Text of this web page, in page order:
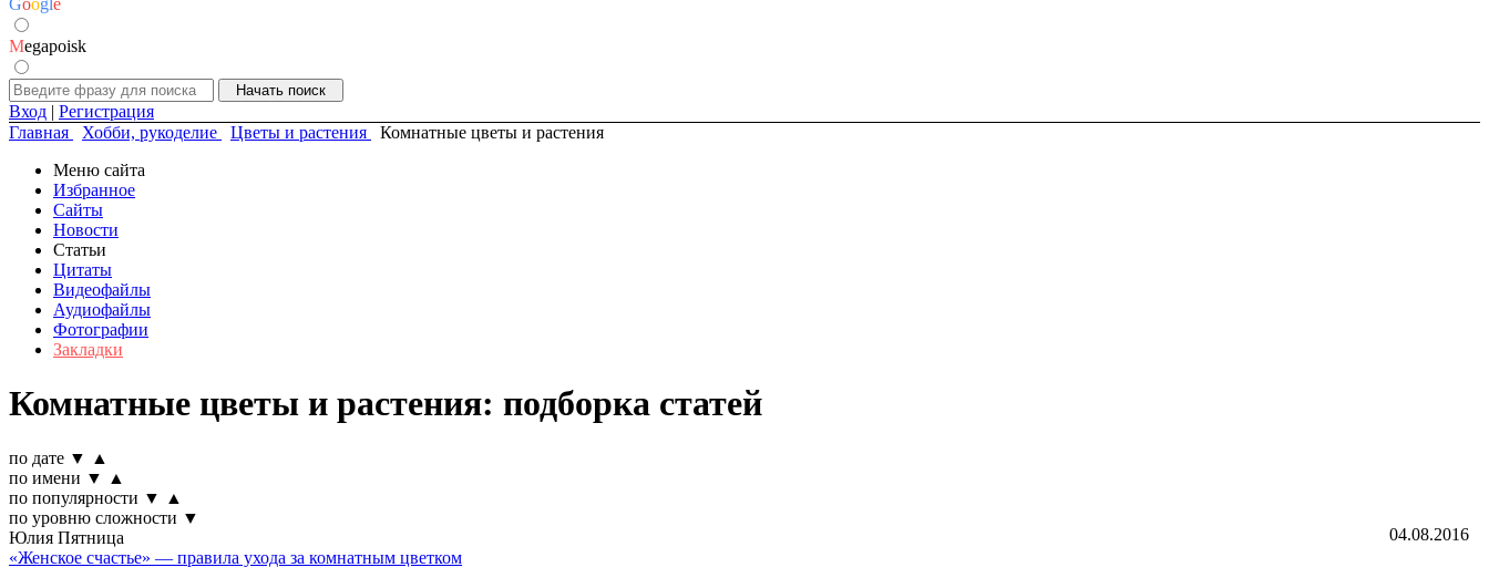
Google
Megapoisk
Вход | Регистрация
Главная
Хобби, рукоделие Цветы и растения
Комнатные цветы и растения
Меню сайта
Избранное
Сайты
Новости
Статьи
Цитаты
Видеофайлы
Аудиофайлы
Фотографии
Закладки
Комнатные цветы и растения: подборка статей
по дате ▼
▲
по имени ▼
▲
по популярности ▼
▲
по уровню сложности ▼
04.08.2016
Юлия Пятница
«Женское счастье» — правила ухода за комнатным цветком